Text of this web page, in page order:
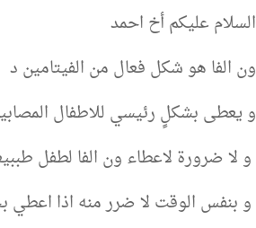
السلام عليكم أخ احمد
ون الفا هو شكل فعال من الفيتامين د
و يعطى بشكلٍ رئيسي للاطفال
و لا ضرورة لاعطاء ون الفا لطفل
و بنفس الوقت لا ضرر منه اذا اعطي